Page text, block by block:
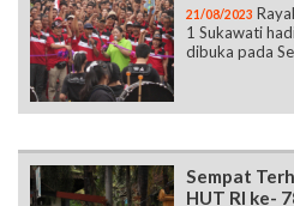
21/08/2023
1 Sukawati
dibuka pada
Sempat
HUT RI ke-